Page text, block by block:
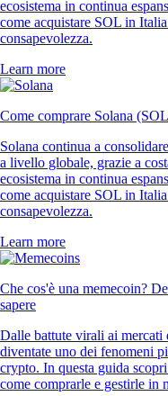
ecosistema in continua
come acquistare SOL in
consapevolezza.
Learn more
Come comprare Solana
Solana continua a
a livello globale, grazie a
ecosistema in continua
come acquistare SOL in
consapevolezza.
Learn more
Che cos'è una memecoin?
sapere
Dalle battute virali ai
diventate uno dei fenomeni
crypto. In questa guida
come comprarle e gestirle in